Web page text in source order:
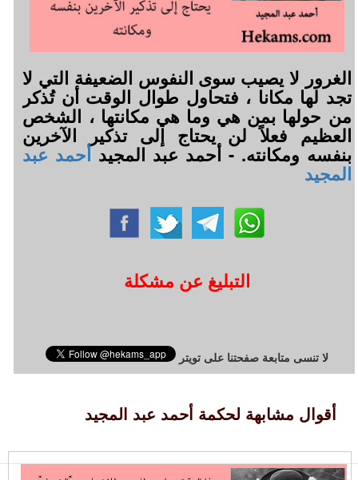
الغرور لا يصيب سوى النفوس الضعيفة التي لا
تجد لها مكانا ، فتحاول طوال الوقت أن تُذكر
من حولها بمن هي وما هي مكانتها ، الشخص
العظيم فعلاً لن يحتاج إلى تذكير الآخرين
بنفسه ومكانته. - أحمد عبد المجيدأحمد عبد
المجيد
التبليغ عن مشكلة
لا تنسى متابعة صفحتنا على تويتر
أقوال مشابهة لحكمة أحمد عبد المجيد